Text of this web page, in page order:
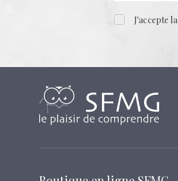
J'accepte la